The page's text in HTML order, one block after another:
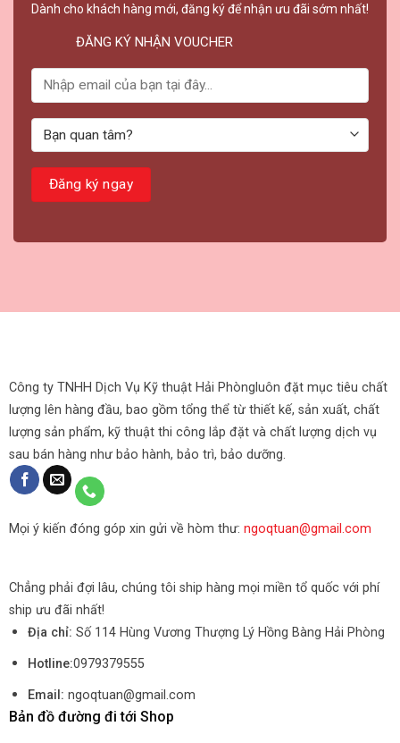
Dành cho khách hàng mới, đăng ký để nhận ưu đãi sớm nhất!
ĐĂNG KÝ NHẬN VOUCHER
Công ty TNHH Dịch Vụ Kỹ thuật Hải Phòngluôn đặt mục tiêu chất
lượng lên hàng đầu, bao gồm tổng thể từ thiết kế, sản xuất, chất
lượng sản phẩm, kỹ thuật thi công lắp đặt và chất lượng dịch vụ
sau bán hàng như bảo hành, bảo trì, bảo dưỡng.
Mọi ý kiến đóng góp xin gửi về hòm thư: ngoqtuan@gmail.com
Chẳng phải đợi lâu, chúng tôi ship hàng mọi miền tổ quốc với phí
ship ưu đãi nhất!
Địa chỉ: Số 114 Hùng Vương Thượng Lý Hồng Bàng Hải Phòng
Hotline:0979379555
Email: ngoqtuan@gmail.com
Bản đồ đường đi tới Shop